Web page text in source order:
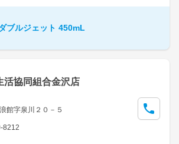
ブルジェット 450mL
活協同組合金沢店
館字泉川２０－５
8212